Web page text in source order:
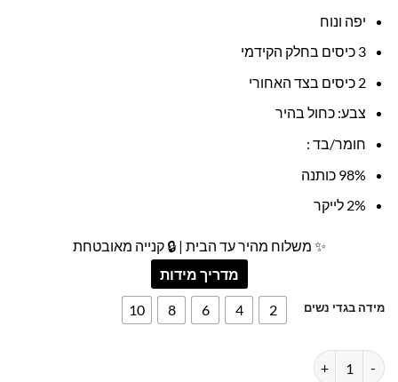
יפה ונוח
3 כיסים בחלק הקידמי
2 כיסים בצד האחורי
צבע: כחול בהיר
חומר/בד :
98% כותנה
2% לייקר
✨ משלוח מהיר עד הבית | 🔒 קנייה מאובטחת
מדריך מידות
מידה בגדי נשים 2
4
6
8
10
כמות של ג’ינס סקיני אפור אופנתי ארל ג’ינס